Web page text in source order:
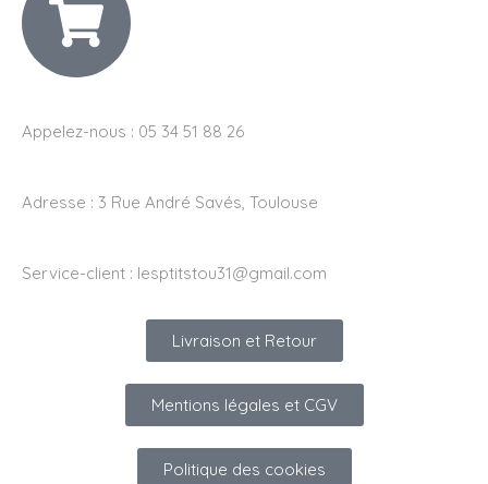
Appelez-nous : 05 34 51 88 26
Adresse : 3 Rue André Savés, Toulouse
Service-client : lesptitstou31@gmail.com
Livraison et Retour
Mentions légales et CGV
Politique des cookies